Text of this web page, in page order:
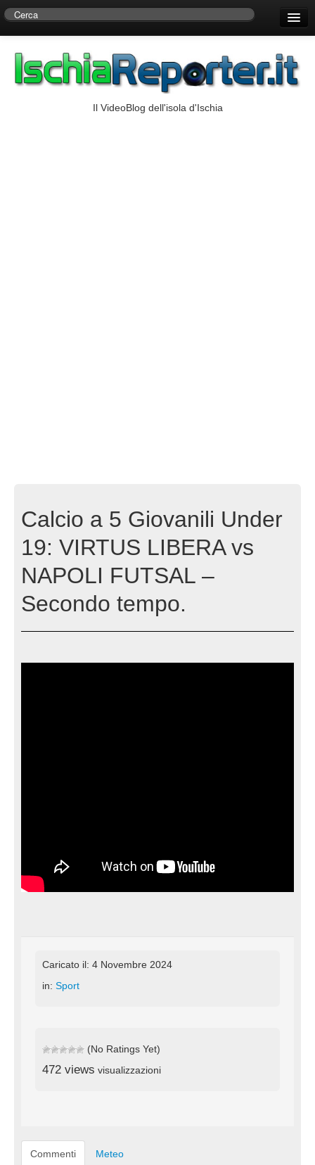
Centro di Ricerche Storiche D’Ambra
Il VideoBlog dell'isola d'Ischia
Calcio a 5 Giovanili Under
19: VIRTUS LIBERA vs
NAPOLI FUTSAL –
Secondo tempo.
Caricato il: 4 Novembre 2024
in: Sport
(No Ratings Yet)
472 views visualizzazioni
Commenti Meteo